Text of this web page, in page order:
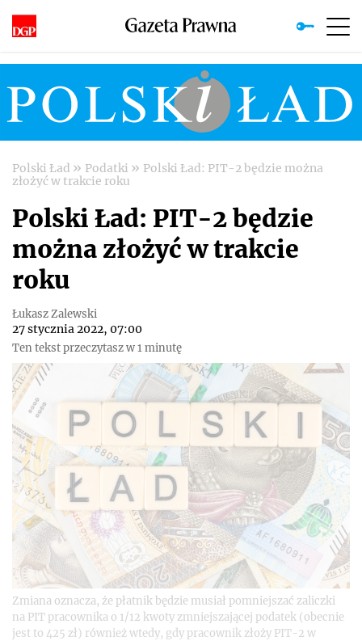
Polski Ład » Podatki » Polski Ład: PIT-2 będzie można
złożyć w trakcie roku
Polski Ład: PIT-2 będzie
można złożyć w trakcie
roku
Łukasz Zalewski
27 stycznia 2022, 07:00
Ten tekst przeczytasz w 1 minutę
Zmiana oznacza, że płatnik będzie musiał pomniejszać zaliczki
na PIT pracownika o 1/12 kwoty zmniejszającej podatek (obecnie
jest to 425 zł) również wtedy, gdy pracownik złoży PIT-2 w